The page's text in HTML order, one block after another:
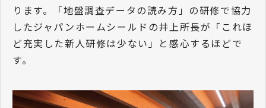
ります。「地盤調査データの読み方」の研修で協力
したジャパンホームシールドの井上所長が「これほ
ど充実した新人研修は少ない」と感心するほどで
す。